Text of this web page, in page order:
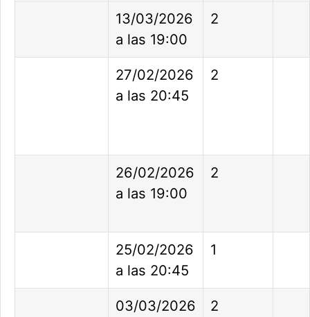
13/03/2026
a las 19:00
2
27/02/2026
a las 20:45
2
26/02/2026
a las 19:00
2
25/02/2026
a las 20:45
1
03/03/2026
2